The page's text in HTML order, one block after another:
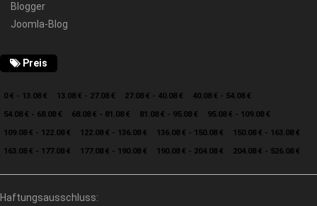
Blogger
Joomla-Blog
Preis
0 € - 13.08 € 13.08 € - 27.08 € 27.08 € - 40.08 €
40.08 € - 54.08 €
54.08 € - 68.08 €
68.08 € - 81.08 € 81.08 € - 95.08 €
95.08 € - 109.08 €
109.08 € - 122.08 €
122.08 € - 136.08 € 136.08 € - 150.08 €
150.08 € - 163.08 €
163.08 € - 177.08 €
177.08 € - 190.08 € 190.08 € - 204.08 € 204.08 € - 526.08 €
Haftungsausschluss: